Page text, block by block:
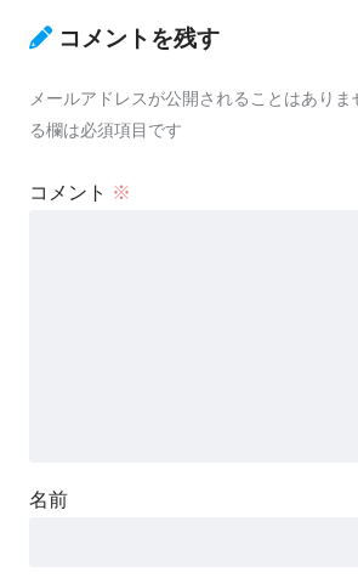
コメントを残す
メールアドレスが公開されることはありま
る欄は必須項目です
コメント ※
名前